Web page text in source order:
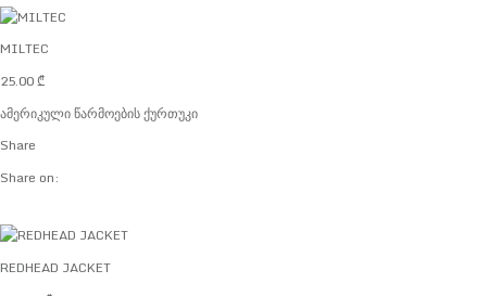
MILTEC
25.00₾
ამერიკული წარმოების ქურთუკი
Share
Share on:
REDHEAD JACKET